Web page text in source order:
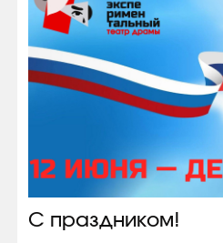
С праздником!